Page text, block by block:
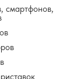
, смартфонов,